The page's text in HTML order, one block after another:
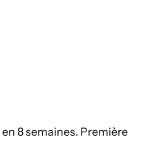
8 semaines. Première